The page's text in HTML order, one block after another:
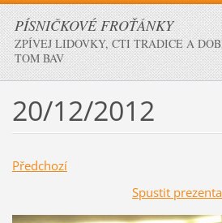
PÍSNIČKOVÉ FROŤÁNKY
ZPÍVEJ LIDOVKY, CTI TRADICE A
TOM BAV
20/12/2012
Předchozí
Spustit